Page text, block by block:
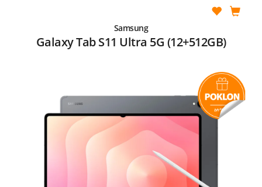
Samsung
Galaxy Tab S11 Ultra 5G (12+512GB)